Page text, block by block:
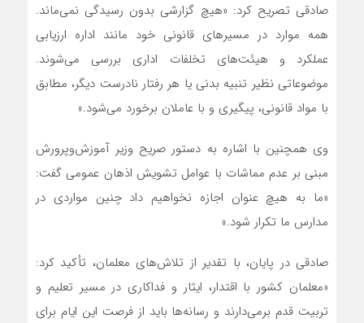
صادقی تصریح کرد: «هیچ گزارشی بدون رسیدگی نمی‌ماند.
همه موارد در مسیرهای قانونی خود مانند اداره ارزیابی
عملکرد و هیئت‌های تخلفات اداری بررسی می‌شوند.
موضوعاتی نظیر تنبیه بدنی یا هر رفتار نادرست دیگر، مطابق
با مواد قانونی، پیگیری و با عاملان برخورد می‌شود.»
وی همچنین با اشاره به دستور صریح وزیر آموزش‌وپرورش
مبنی بر عدم مماشات با عوامل تشویش اذهان عمومی گفت:
«ما به هیچ عنوان اجازه نخواهیم داد چنین مواردی در
مدارس ما تکرار شود.»
صادقی در پایان، با تقدیر از تلاش‌های معلمان، تأکید کرد:
«معلمان کشور با اقتدار، ایثار و فداکاری در مسیر تعلیم و
تربیت قدم برمی‌دارند و رسانه‌ها باید از فرصت این ایام برای